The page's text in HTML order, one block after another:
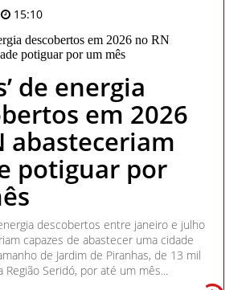
15:10
de energia
em 2026
abasteceriam
potiguar por
descobertos entre janeiro e julho
capazes de abastecer uma cidade
de Jardim de Piranhas, de 13 mil
Região Seridó, por até um mês...